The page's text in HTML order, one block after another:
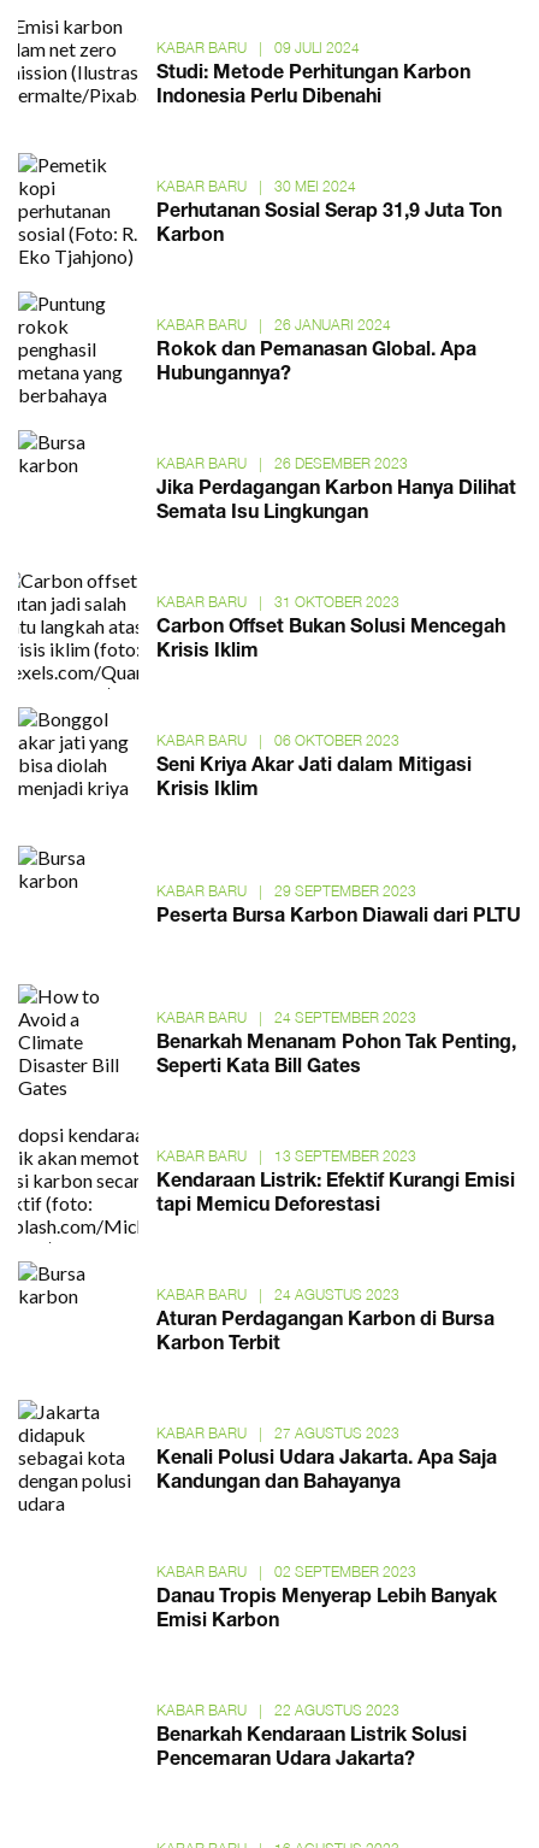
KABAR BARU | 09 JULI 2024
Studi: Metode Perhitungan Karbon
Indonesia Perlu Dibenahi
KABAR BARU | 30 MEI 2024
Perhutanan Sosial Serap 31,9 Juta Ton
Karbon
KABAR BARU | 26 JANUARI 2024
Rokok dan Pemanasan Global. Apa
Hubungannya?
KABAR BARU | 26 DESEMBER 2023
Jika Perdagangan Karbon Hanya Dilihat
Semata Isu Lingkungan
KABAR BARU | 31 OKTOBER 2023
Carbon Offset Bukan Solusi Mencegah
Krisis Iklim
KABAR BARU | 06 OKTOBER 2023
Seni Kriya Akar Jati dalam Mitigasi
Krisis Iklim
KABAR BARU | 29 SEPTEMBER 2023
Peserta Bursa Karbon Diawali dari PLTU
KABAR BARU | 24 SEPTEMBER 2023
Benarkah Menanam Pohon Tak Penting,
Seperti Kata Bill Gates
KABAR BARU | 13 SEPTEMBER 2023
Kendaraan Listrik: Efektif Kurangi Emisi
tapi Memicu Deforestasi
KABAR BARU | 24 AGUSTUS 2023
Aturan Perdagangan Karbon di Bursa
Karbon Terbit
KABAR BARU | 27 AGUSTUS 2023
Kenali Polusi Udara Jakarta. Apa Saja
Kandungan dan Bahayanya
KABAR BARU | 02 SEPTEMBER 2023
Danau Tropis Menyerap Lebih Banyak
Emisi Karbon
KABAR BARU | 22 AGUSTUS 2023
Benarkah Kendaraan Listrik Solusi
Pencemaran Udara Jakarta?